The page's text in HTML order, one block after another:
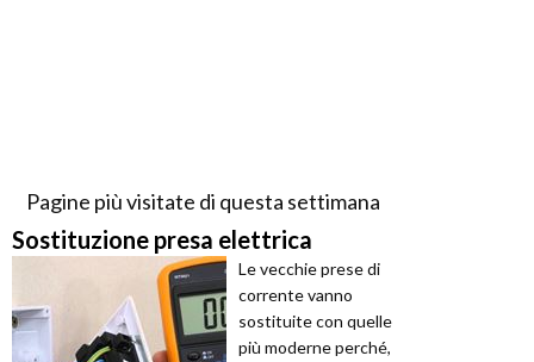
Pagine più visitate di questa settimana
Sostituzione presa elettrica
Le vecchie prese di
corrente vanno
sostituite con quelle
più moderne perché,